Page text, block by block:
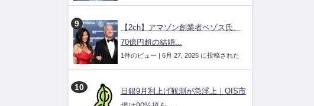
【2ch】アマゾン創業者ベゾス氏、
70億円超の結婚...
1件のビュー | 6月 27, 2025 に投稿された
日銀9月利上げ観測が急浮上｜OIS市